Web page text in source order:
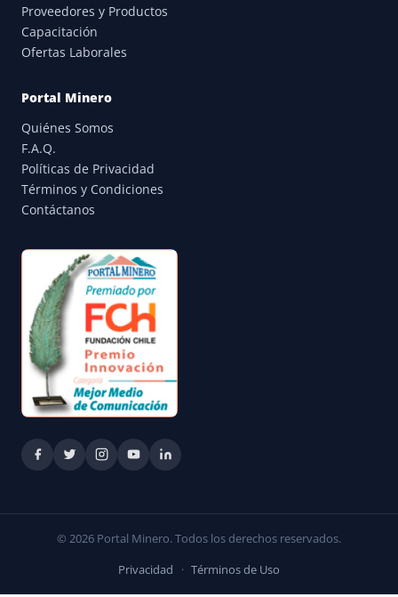
Proveedores y Productos
Capacitación
Ofertas Laborales
Portal Minero
Quiénes Somos
F.A.Q.
Políticas de Privacidad
Términos y Condiciones
Contáctanos
© 2026 Portal Minero. Todos los derechos reservados.
Privacidad · Términos de Uso